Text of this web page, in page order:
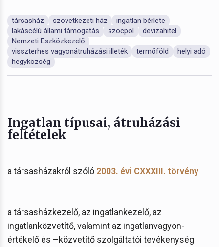
társasház szövetkezeti ház
ingatlan bérlete
lakáscélú állami támogatás
szocpol
devizahitel
Nemzeti Eszközkezelő
visszterhes vagyonátruházási illeték
termőföld
helyi adó
hegyközség
Ingatlan típusai, átruházási
feltételek
a társasházakról szóló 2003. évi CXXXIII. törvény
a társasházkezelő, az ingatlankezelő, az
ingatlanközvetítő, valamint az ingatlanvagyon-
értékelő és –közvetítő szolgáltatói tevékenység